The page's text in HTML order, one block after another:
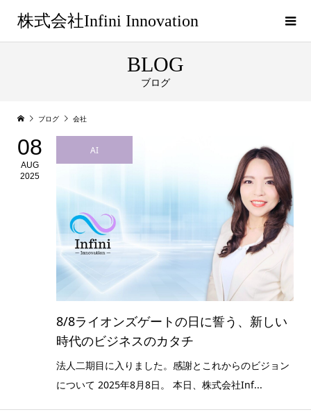
株式会社Infini Innovation
BLOG
ブログ
ブログ 会社
08
AUG
2025
AI
8/8ライオンズゲートの日に誓う、新しい
時代のビジネスのカタチ
法人二期目に入りました。感謝とこれからのビジョン
について 2025年8月8日。 本日、株式会社Inf...